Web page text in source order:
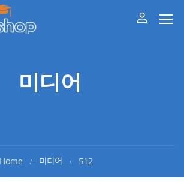
미디어
Home 미디어 512